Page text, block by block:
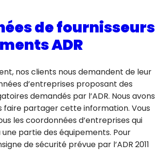
de fournisseurs
ADR
nos clients nous demandent de leur
d’entreprises proposant des
demandés par l’ADR. Nous avons
faire partager cette information. Vous
les coordonnées d’entreprises qui
partie des équipements. Pour
de sécurité prévue par l’ADR 2011